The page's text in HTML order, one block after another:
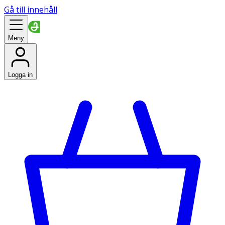
Gå till innehåll
Meny
Logga in